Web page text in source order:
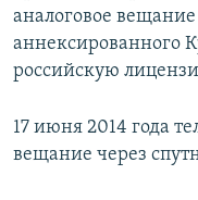
аналоговое
аннексированного
российскую
17 июня 2014 года
вещание через